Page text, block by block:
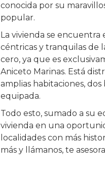
conocida por su
popular.
La vivienda se encuentra
céntricas y tranquilas de
cero, ya que es
Aniceto Marinas. Está
amplias habitaciones,
equipada.
Todo esto, sumado a su
vivienda en una
localidades con más
más y llámanos, te